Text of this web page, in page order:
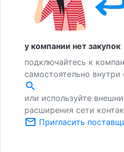
у компании нет закупок
подключайтесь к
самостоятельно внутри
search
или используйте
расширения сети
mail_outline Пригласить